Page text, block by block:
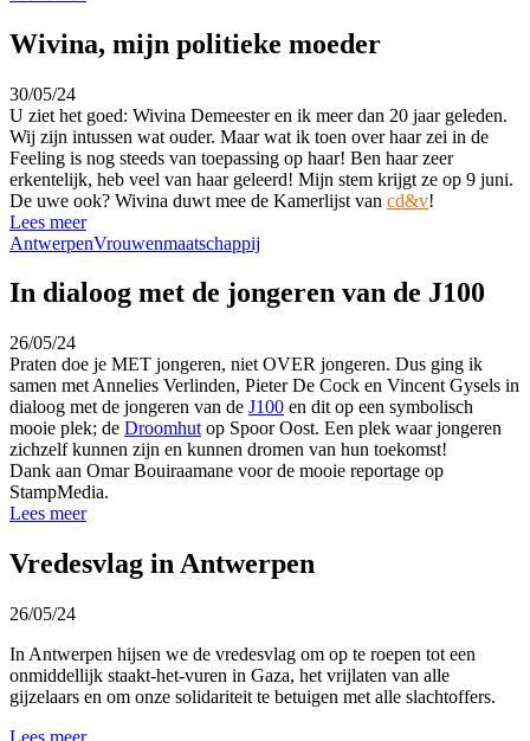
Wivina, mijn politieke moeder
30/05/24
U ziet het goed: Wivina Demeester en ik meer dan 20 jaar geleden.
Wij zijn intussen wat ouder. Maar wat ik toen over haar zei in de
Feeling is nog steeds van toepassing op haar! Ben haar zeer
erkentelijk, heb veel van haar geleerd! Mijn stem krijgt ze op 9 juni.
De uwe ook? Wivina duwt mee de Kamerlijst van cd&v!
Lees meer
AntwerpenVrouwenmaatschappij
In dialoog met de jongeren van de J100
26/05/24
Praten doe je MET jongeren, niet OVER jongeren. Dus ging ik
samen met Annelies Verlinden, Pieter De Cock en Vincent Gysels in
dialoog met de jongeren van de J100 en dit op een symbolisch
mooie plek; de Droomhut op Spoor Oost. Een plek waar jongeren
zichzelf kunnen zijn en kunnen dromen van hun toekomst!
Dank aan Omar Bouiraamane voor de mooie reportage op
StampMedia.
Lees meer
Vredesvlag in Antwerpen
26/05/24
In Antwerpen hijsen we de vredesvlag om op te roepen tot een
onmiddellijk staakt-het-vuren in Gaza, het vrijlaten van alle
gijzelaars en om onze solidariteit te betuigen met alle slachtoffers.